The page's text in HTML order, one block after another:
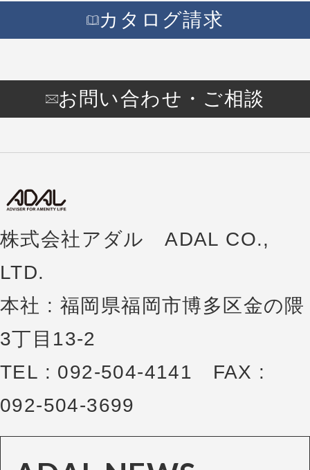
カタログ請求
お問い合わせ・ご相談
株式会社アダル ADAL CO.,
LTD.
本社 : 福岡県福岡市博多区金の隈
3丁目13-2
TEL : 092-504-4141 FAX :
092-504-3699